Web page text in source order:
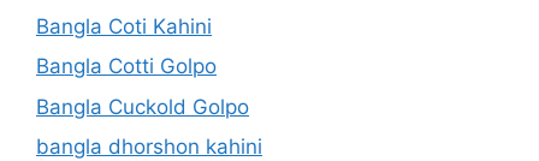
Bangla Coti Kahini
Bangla Cotti Golpo
Bangla Cuckold Golpo
bangla dhorshon kahini